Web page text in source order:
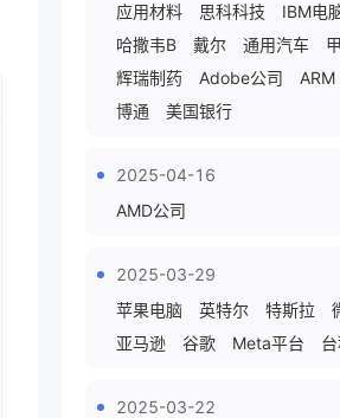
应用材料
思科科技
IBM电
哈撒韦B
戴尔 通用汽车
辉瑞制药
Adobe公司
ARM
博通
美国银行
2025-04-16
AMD公司
2025-03-29
苹果电脑
英特尔 特斯拉
亚马逊
谷歌 Meta平台
2025-03-22